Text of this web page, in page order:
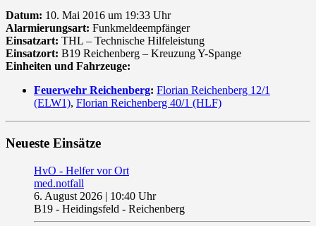
Datum: 10. Mai 2016 um 19:33 Uhr
Alarmierungsart: Funkmeldeempfänger
Einsatzart: THL – Technische Hilfeleistung
Einsatzort: B19 Reichenberg – Kreuzung Y-Spange
Einheiten und Fahrzeuge:
Feuerwehr Reichenberg: Florian Reichenberg 12/1
(ELW1), Florian Reichenberg 40/1 (HLF)
Neueste Einsätze
HvO - Helfer vor Ort
med.notfall
6. August 2026 | 10:40 Uhr
B19 - Heidingsfeld - Reichenberg